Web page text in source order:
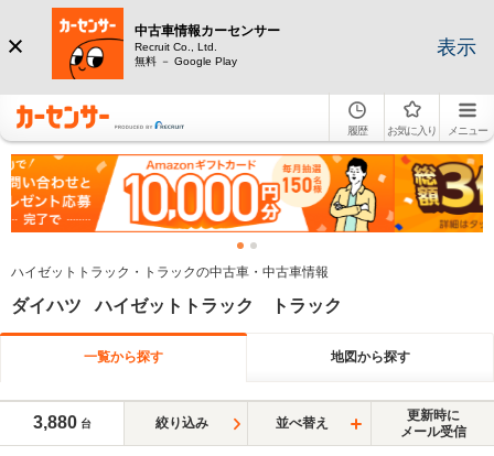
中古車情報カーセンサー
Recruit Co., Ltd.
無料 － Google Play
表示
履歴 お気に入り メニュー
ハイゼットトラック・トラックの中古車・中古車情報
ダイハツ ハイゼットトラック トラック
一覧から探す 地図から探す
3,880 台 絞り込み 並べ替え
更新時に
メール受信